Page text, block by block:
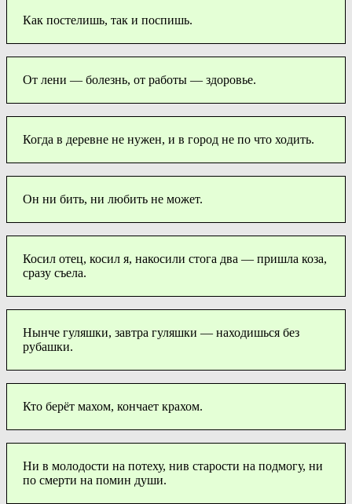
Как постелишь, так и поспишь.
От лени — болезнь, от работы — здоровье.
Когда в деревне не нужен, и в город не по что ходить.
Он ни бить, ни любить не может.
Косил отец, косил я, накосили стога два — пришла коза,
сразу съела.
Нынче гуляшки, завтра гуляшки — находишься без
рубашки.
Кто берёт махом, кончает крахом.
Ни в молодости на потеху, нив старости на подмогу, ни
по смерти на помин души.